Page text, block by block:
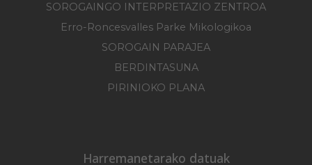
SOROGAINGO INTERPRETAZIO ZENTROA
Erro-Roncesvalles Parke Mikologikoa
SOROGAIN PARAJEA
BERDINTASUNA
PIRINIOKO PLANA
Harremanetarako datuak